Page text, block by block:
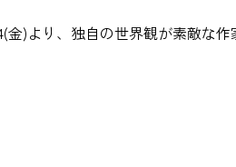
)より、独自の世界観が素敵な